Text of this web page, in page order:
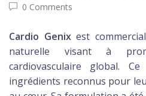
0 Comments
Cardio Genixest
naturelle visant à
cardiovasculaire global.
ingrédients reconnus pour